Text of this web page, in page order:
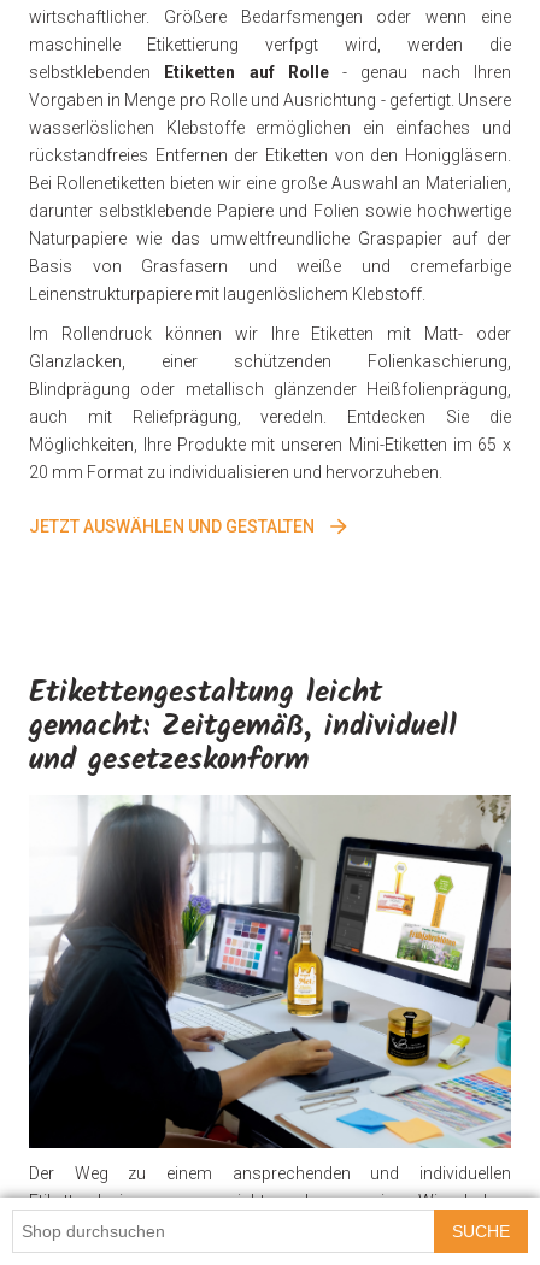
wirtschaftlicher. Größere Bedarfsmengen oder wenn eine
maschinelle Etikettierung verfpgt wird, werden die
selbstklebenden Etiketten auf Rolle- genau nach Ihren
Vorgaben in Menge pro Rolle und Ausrichtung - gefertigt. Unsere
wasserlöslichen Klebstoffe ermöglichen ein einfaches und
rückstandfreies Entfernen der Etiketten von den Honiggläsern.
Bei Rollenetiketten bieten wir eine große Auswahl an Materialien,
darunter selbstklebende Papiere und Folien sowie hochwertige
Naturpapiere wie das umweltfreundliche Graspapier auf der
Basis von Grasfasern und weiße und cremefarbige
Leinenstrukturpapiere mit laugenlöslichem Klebstoff.
Im Rollendruck können wir Ihre Etiketten mit Matt- oder
Glanzlacken, einer schützenden Folienkaschierung,
Blindprägung oder metallisch glänzender Heißfolienprägung,
auch mit Reliefprägung, veredeln. Entdecken Sie die
Möglichkeiten, Ihre Produkte mit unseren Mini-Etiketten im 65 x
20 mm Format zu individualisieren und hervorzuheben.
JETZT AUSWÄHLEN UND GESTALTEN
Etikettengestaltung leicht
gemacht: Zeitgemäß, individuell
und gesetzeskonform
Der Weg zu einem ansprechenden und individuellen
Etikettendesign muss nicht schwer sein. Wir haben
Grafikdesignern die Aufgabe gestellt, professionelle Layouts zu
designen, die Sie kostenlos nutzen können. Mit unseren
SUCHE